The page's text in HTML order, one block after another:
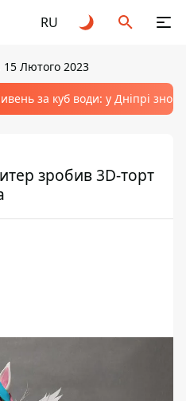
RU
15 Лютого 2023
за куб води: у Дніпрі
зробив 3D-торт